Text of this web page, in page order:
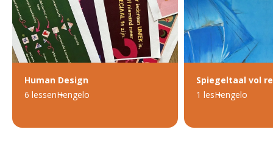
Human Design
6 lessenHengelo
Spiegeltaal vol
1 lesHengelo